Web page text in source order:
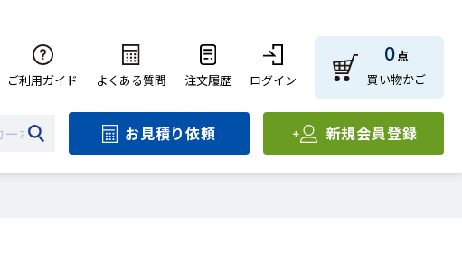
ご利用ガイド よくある質問 注文履歴 ログイン
0点
買い物かご
お見積り依頼 新規会員登録